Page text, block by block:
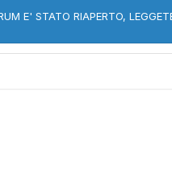
E' STATO RIAPERTO,